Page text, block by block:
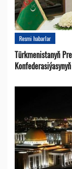
Resmi habarlar
Türkmenistanyň